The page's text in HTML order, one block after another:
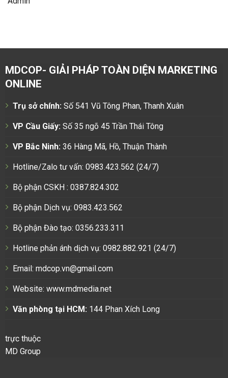
MDCOP- GIẢI PHÁP TOÀN DIỆN MARKETING
ONLINE
Trụ sở chính: Số 541 Vũ Tông Phan, Thanh Xuân
VP Cầu Giấy: Số 35 ngõ 45 Trần Thái Tông
VP Bắc Ninh: 36 Hàng Mã, Hồ, Thuận Thành
Hotline/Zalo tư vấn: 0983.423.562 (24/7)
Bộ phận CSKH : 0387.824.302
Bộ phận Dịch vụ: 0983.423.562
Bộ phận Đào tạo: 0356.233.311
Hotline phản ánh dịch vụ: 0982.882.921 (24/7)
Email: mdcop.vn@gmail.com
Website: www.mdmedia.net
Văn phòng tại HCM: 144 Phan Xích Long
trực thuộc
MD Group